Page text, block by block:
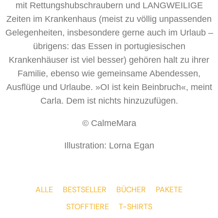
mit Rettungshubschraubern und LANGWEILIGE
Zeiten im Krankenhaus (meist zu völlig unpassenden
Gelegenheiten, insbesondere gerne auch im Urlaub –
übrigens: das Essen in portugiesischen
Krankenhäuser ist viel besser) gehören halt zu ihrer
Familie, ebenso wie gemeinsame Abendessen,
Ausflüge und Urlaube. »OI ist kein Beinbruch«, meint
Carla. Dem ist nichts hinzuzufügen.
© CalmeMara
Illustration: Lorna Egan
ALLE BESTSELLER BÜCHER
PAKETE
STOFFTIERE
T-SHIRTS